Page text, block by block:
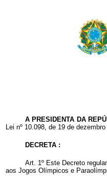
A PRESIDENTA DA
Lei nº 10.098, de 19 de dezembro
DECRETA :
Art. 1º Este Decreto
aos Jogos Olímpicos e